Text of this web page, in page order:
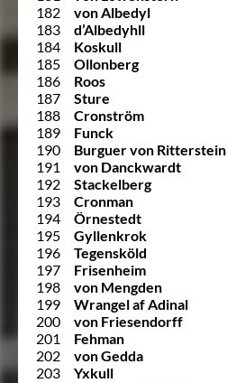
182
von Albedyl
183
d’Albedyhll
184
Koskull
185
Ollonberg
186
Roos
187
Sture
188
Cronström
189
Funck
190
Burguer von Ritterstein
191
von Danckwardt
192
Stackelberg
193
Cronman
194
Örnestedt
195
Gyllenkrok
196
Tegensköld
197
Frisenheim
198
von Mengden
199
Wrangel af Adinal
200
von Friesendorff
201
Fehman
202
von Gedda
203
Yxkull